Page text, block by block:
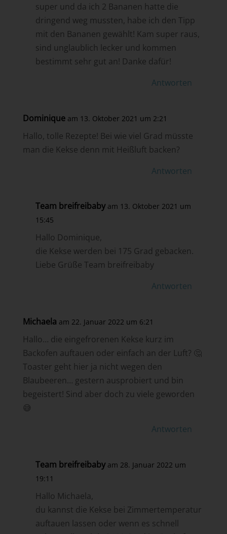
super und da ich 2 Bananen hatte die
dringend weg mussten, habe ich den Tipp
mit den Bananen gewählt! Kam super raus,
sind unglaublich lecker und kommen
bestimmt sehr gut an! Danke dafür!
Antworten
Dominique am 13. Oktober 2021 um 2:21
Hallo, tolle Rezepte! Bei wie viel Grad müsste
man die Kekse denn mit Heißluft backen?
Antworten
Team breifreibaby am 13. Oktober 2021 um
15:45
Hallo Dominique,
die Kekse werden bei 175 Grad gebacken.
Liebe Grüße Team breifreibaby
Antworten
Michaela am 22. Januar 2022 um 6:21
Hallo… die eingefrorenen Kekse kurz im
Backofen auftauen oder einfach an der Luft? 🤔
Toaster geht hier ja nicht wegen den
Blaubeeren… gestern ausprobiert und bin
begeistert! Sind aber doch zu viele geworden
😅
Antworten
Team breifreibaby am 28. Januar 2022 um
19:11
Hallo Michaela,
du kannst die Kekse bei Zimmertemperatur
auftauen lassen oder wenn es schnell